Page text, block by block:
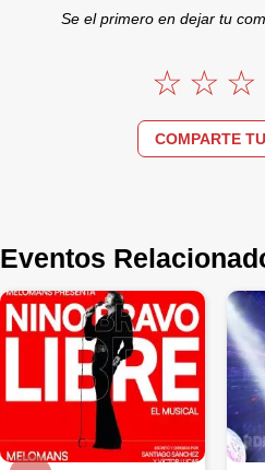
Se el primero en dejar tu
COMPARTE
Eventos